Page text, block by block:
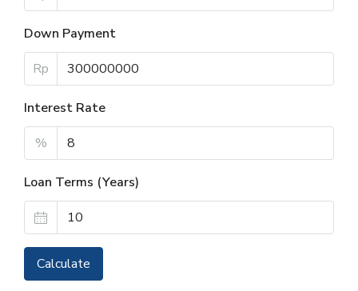
Down Payment
Rp
Interest Rate
%
Loan Terms (Years)
Calculate